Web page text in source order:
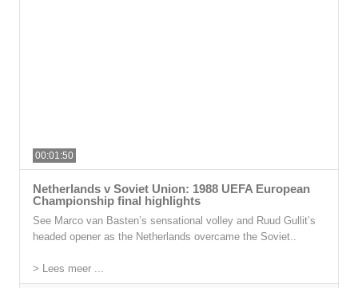
00:01:50
Netherlands v Soviet Union: 1988 UEFA European
Championship final highlights
See Marco van Basten’s sensational volley and Ruud Gullit’s
headed opener as the Netherlands overcame the Soviet..
> Lees meer ...